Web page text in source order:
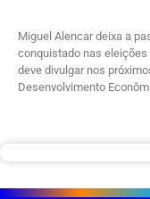
Miguel Alencar deixa a
conquistado nas eleições
deve divulgar nos
Desenvolvimento